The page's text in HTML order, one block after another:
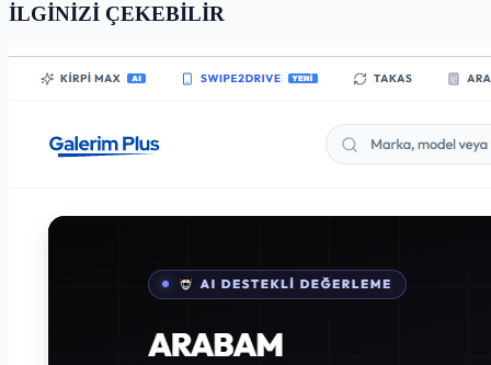
İLGİNİZİ ÇEKEBİLİR